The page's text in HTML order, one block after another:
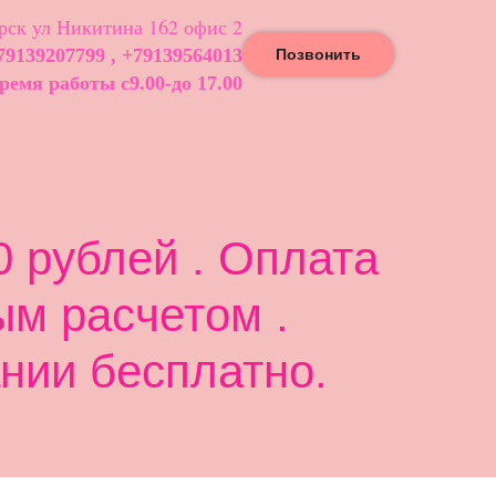
рублей . Оплата
расчетом .
бесплатно.
ул Никитина 162 офис 2
, +79139564013
работы с9.00-до 17.00
Позвонить